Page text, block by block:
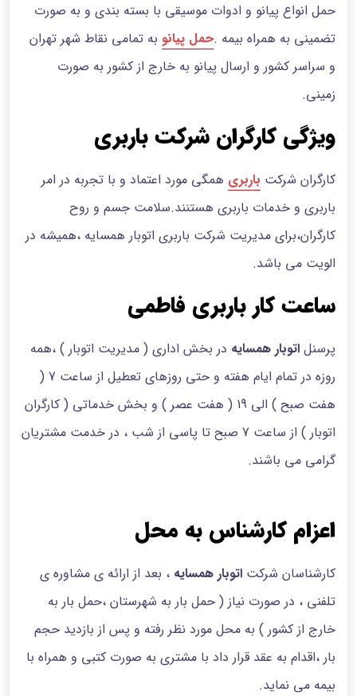
حمل انواع پیانو و ادوات موسیقی با بسته بندی و به صورت
تضمینی به همراه بیمه .حمل پیانو به تمامی نقاط شهر تهران
و سراسر کشور و ارسال پیانو به خارج از کشور به صورت
زمینی.
ویژگی کارگران شرکت باربری
کارگران شرکت باربری همگی مورد اعتماد و با تجربه در امر
باربری و خدمات باربری هستنند.سلامت جسم و روح
کارگران،برای مدیریت شرکت باربری اتوبار همسایه ،همیشه در
الویت می باشد.
ساعت کار باربری فاطمی
پرسنل اتوبار همسایه در بخش اداری ( مدیریت اتوبار ) ،همه
روزه در تمام ایام هفته و حتی روزهای تعطیل از ساعت 7 (
هفت صبح ) الی 19 ( هفت عصر ) و بخش خدماتی ( کارگران
اتوبار ) از ساعت 7 صبح تا پاسی از شب ، در خدمت مشتریان
گرامی می باشند.
اعزام کارشناس به محل
کارشناسان شرکت اتوبار همسایه ، بعد از ارائه ی مشاوره ی
تلفنی ، در صورت نیاز ( حمل بار به شهرستان ،حمل بار به
خارج از کشور ) به محل مورد نظر رفته و پس از بازدید حجم
بار ،اقدام به عقد قرار داد با مشتری به صورت کتبی و همراه با
بیمه می نماید.